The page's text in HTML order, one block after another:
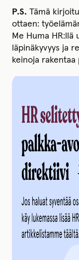
P.S. Tämä
ottaen:
Me Huma HR:llä
läpinäkyvyys ja
keinoja